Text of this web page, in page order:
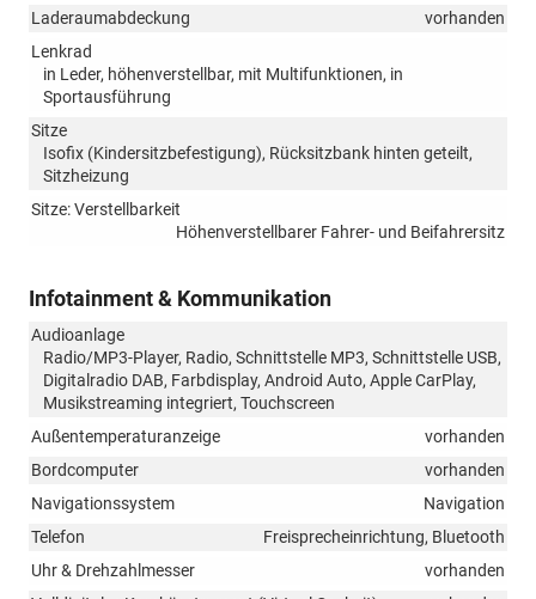
Laderaumabdeckung
vorhanden
Lenkrad
in Leder, höhenverstellbar, mit Multifunktionen, in
Sportausführung
Sitze
Isofix (Kindersitzbefestigung), Rücksitzbank hinten geteilt,
Sitzheizung
Sitze: Verstellbarkeit
Höhenverstellbarer Fahrer- und Beifahrersitz
Infotainment & Kommunikation
Audioanlage
Radio/MP3-Player, Radio, Schnittstelle MP3, Schnittstelle USB,
Digitalradio DAB, Farbdisplay, Android Auto, Apple CarPlay,
Musikstreaming integriert, Touchscreen
Außentemperaturanzeige
vorhanden
Bordcomputer
vorhanden
Navigationssystem
Navigation
Telefon
Freisprecheinrichtung, Bluetooth
Uhr & Drehzahlmesser
vorhanden